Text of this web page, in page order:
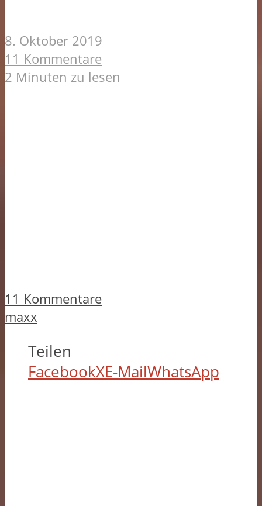
8. Oktober 2019
11 Kommentare
2 Minuten zu lesen
11 Kommentare
maxx
Teilen
FacebookXE-MailWhatsApp